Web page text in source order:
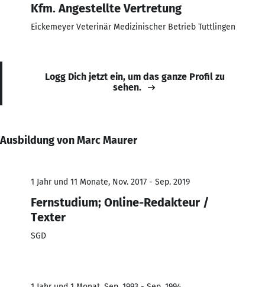
Kfm. Angestellte Vertretung
Eickemeyer Veterinär Medizinischer Betrieb Tuttlingen
Logg Dich jetzt ein, um das ganze Profil zu
sehen.
Ausbildung von Marc Maurer
1 Jahr und 11 Monate, Nov. 2017 - Sep. 2019
Fernstudium; Online-Redakteur /
Texter
SGD